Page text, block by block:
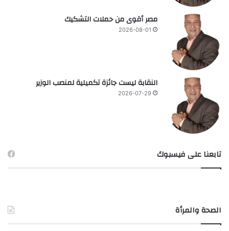
مصر أقوى من حملات التشكيك
2026-08-01
النقابة ليست جائزة تكميلية لمنصب الوزير
2026-07-29
تابعنا على فيسبوك
الصحة والمرأة